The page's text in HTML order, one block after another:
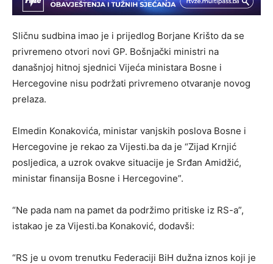
Sličnu sudbina imao je i prijedlog Borjane Krišto da se
privremeno otvori novi GP. Bošnjački ministri na
današnjoj hitnoj sjednici Vijeća ministara Bosne i
Hercegovine nisu podržati privremeno otvaranje novog
prelaza.
Elmedin Konakovića, ministar vanjskih poslova Bosne i
Hercegovine je rekao za Vijesti.ba da je “Zijad Krnjić
posljedica, a uzrok ovakve situacije je Srđan Amidžić,
ministar finansija Bosne i Hercegovine”.
“Ne pada nam na pamet da podržimo pritiske iz RS-a”,
istakao je za Vijesti.ba Konaković, dodavši:
“RS je u ovom trenutku Federaciji BiH dužna iznos koji je